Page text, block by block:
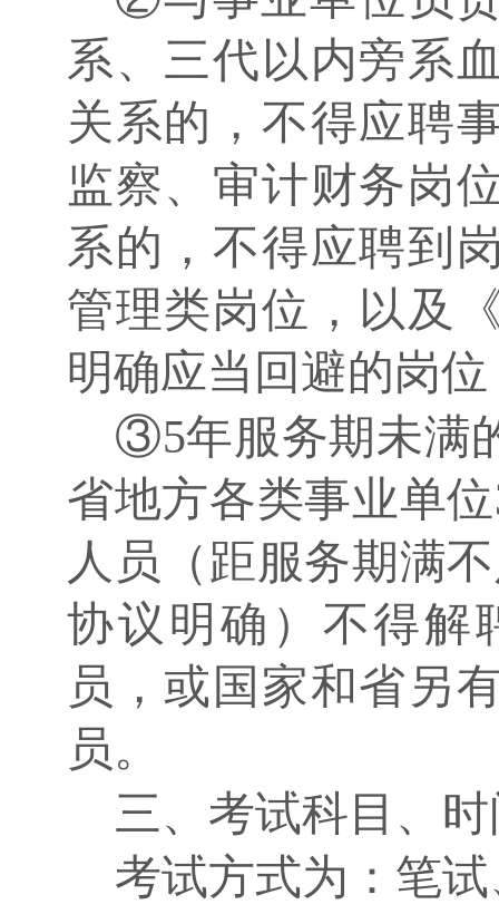
系、三代以内旁系
关系的，不得应聘
监察、审计财务岗
系的，不得应聘到
管理类岗位，以及
明确应当回避的岗位
③5年服务期未满
省地方各类事业单
人员（距服务期满
协议明确）不得解
员，或国家和省另
员。
三、考试科目、
考试方式为：笔